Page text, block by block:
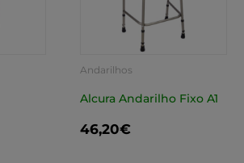
Andarilhos
Alcura Andarilho Fixo A1
46,20€